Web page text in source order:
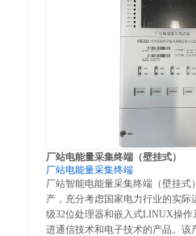
厂站电能量采集终端（壁挂式）
厂站电能量采集终端
厂站智能电能量采集终端（壁挂式
产，充分考虑国家电力行业的实际
级32位处理器和嵌入式LINUX操
进通信技术和电子技术的产品。该